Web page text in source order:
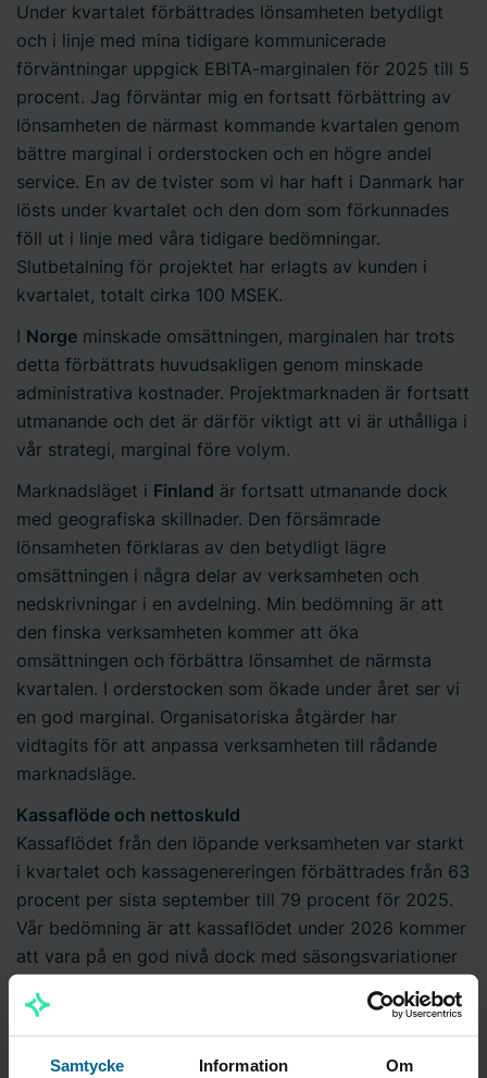
Samtycke Information Om
Under kvartalet förbättrades lönsamheten betydligt
och i linje med mina tidigare kommunicerade
förväntningar uppgick EBITA-marginalen för 2025 till 5
procent. Jag förväntar mig en fortsatt förbättring av
lönsamheten de närmast kommande kvartalen genom
bättre marginal i orderstocken och en högre andel
service. En av de tvister som vi har haft i Danmark har
lösts under kvartalet och den dom som förkunnades
föll ut i linje med våra tidigare bedömningar.
Slutbetalning för projektet har erlagts av kunden i
kvartalet, totalt cirka 100 MSEK.
I Norge minskade omsättningen, marginalen har trots
detta förbättrats huvudsakligen genom minskade
administrativa kostnader. Projektmarknaden är fortsatt
utmanande och det är därför viktigt att vi är uthålliga i
vår strategi, marginal före volym.
Marknadsläget i Finland är fortsatt utmanande dock
med geografiska skillnader. Den försämrade
lönsamheten förklaras av den betydligt lägre
omsättningen i några delar av verksamheten och
nedskrivningar i en avdelning. Min bedömning är att
den finska verksamheten kommer att öka
omsättningen och förbättra lönsamhet de närmsta
kvartalen. I orderstocken som ökade under året ser vi
en god marginal. Organisatoriska åtgärder har
vidtagits för att anpassa verksamheten till rådande
marknadsläge.
Kassaflöde och nettoskuld
Kassaflödet från den löpande verksamheten var starkt
i kvartalet och kassagenereringen förbättrades från 63
procent per sista september till 79 procent för 2025.
Vår bedömning är att kassaflödet under 2026 kommer
att vara på en god nivå dock med säsongsvariationer
minskade nettoskulden till 1,1X EBITDA.
Förvärv